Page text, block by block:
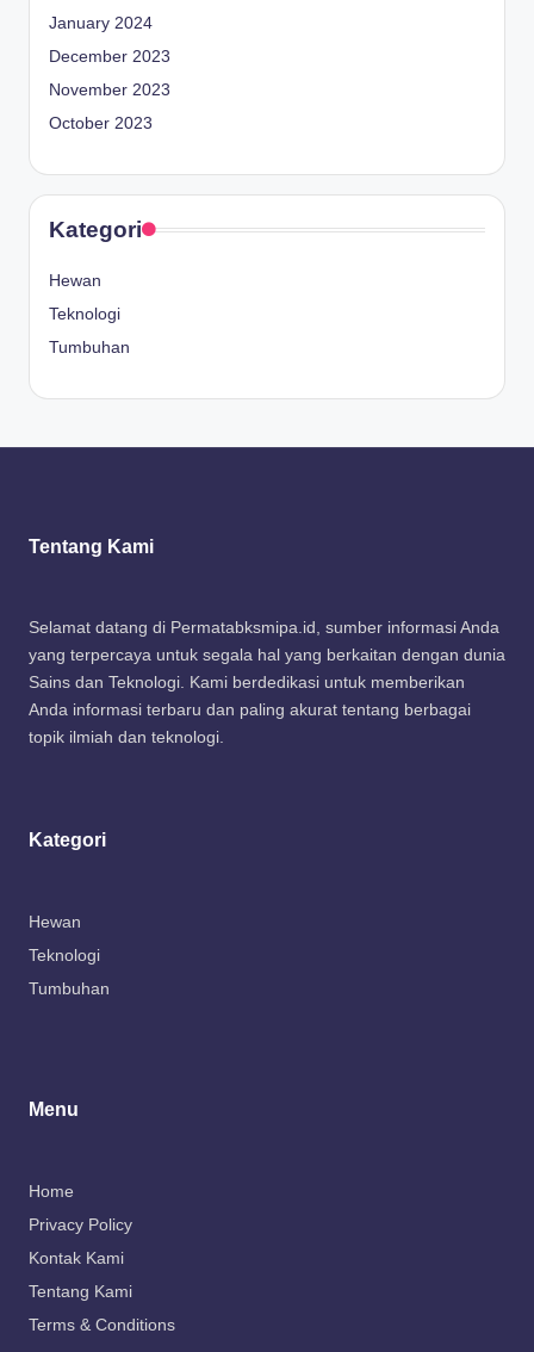
January 2024
December 2023
November 2023
October 2023
Kategori
Hewan
Teknologi
Tumbuhan
Tentang Kami
Selamat datang di Permatabksmipa.id, sumber informasi Anda
yang terpercaya untuk segala hal yang berkaitan dengan dunia
Sains dan Teknologi. Kami berdedikasi untuk memberikan
Anda informasi terbaru dan paling akurat tentang berbagai
topik ilmiah dan teknologi.
Kategori
Hewan
Teknologi
Tumbuhan
Menu
Home
Privacy Policy
Kontak Kami
Tentang Kami
Terms & Conditions